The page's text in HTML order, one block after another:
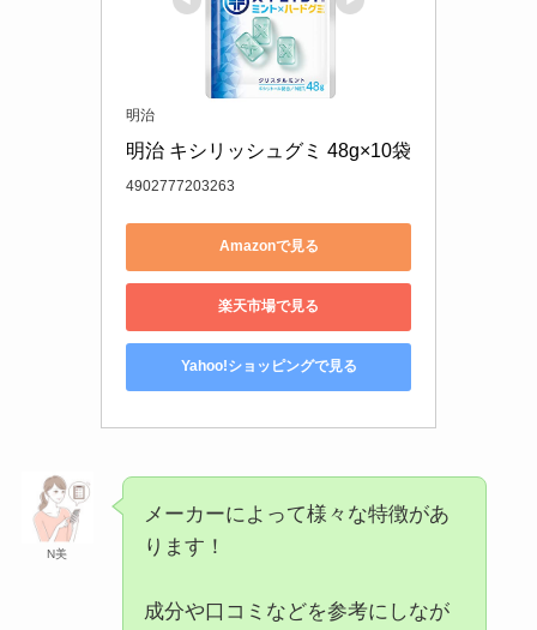
明治
明治 キシリッシュグミ 48g×10袋
4902777203263
Amazonで見る
楽天市場で見る
Yahoo!ショッピングで見る
N美
メーカーによって様々な特徴があ
ります！
成分や口コミなどを参考にしなが